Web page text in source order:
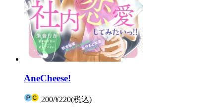
AneCheese!
200/¥220(税込)